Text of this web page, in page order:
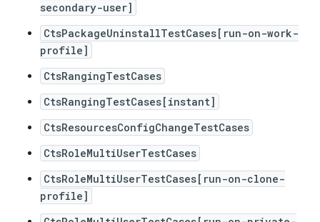
secondary-user]
CtsPackageUninstallTestCases[run-on-work-
profile]
CtsRangingTestCases
CtsRangingTestCases[instant]
CtsResourcesConfigChangeTestCases
CtsRoleMultiUserTestCases
CtsRoleMultiUserTestCases[run-on-clone-
profile]